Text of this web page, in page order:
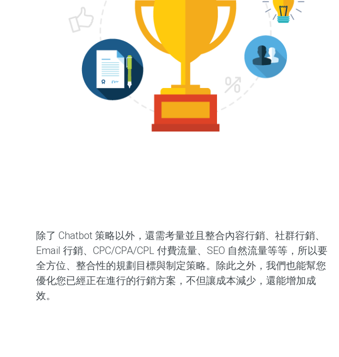
除了 Chatbot 策略以外，還需考量並且整合內容行銷、社群行銷、
Email 行銷、CPC/CPA/CPL 付費流量、SEO 自然流量等等，所以要
全方位、整合性的規劃目標與制定策略。除此之外，我們也能幫您
優化您已經正在進行的行銷方案，不但讓成本減少，還能增加成
效。